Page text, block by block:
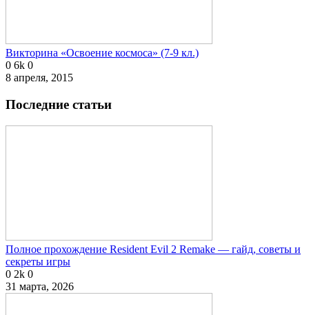
Викторина «Освоение космоса» (7-9 кл.)
0 6k 0
8 апреля, 2015
Последние статьи
Полное прохождение Resident Evil 2 Remake — гайд, советы и
секреты игры
0 2k 0
31 марта, 2026